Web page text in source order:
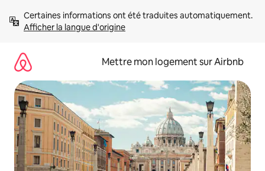
directement
Afficher la langue d'origine
Mettre mon logement sur Airbnb